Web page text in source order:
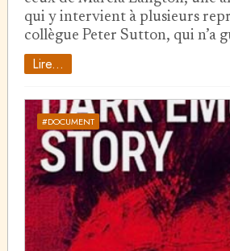
qui y intervient à plusieurs
collègue Peter Sutton, qui n’a
Lire...
#DOCUMENT